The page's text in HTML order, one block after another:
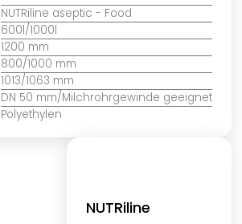
NUTRiline aseptic - Food
600l/1000l
1200 mm
800/1000 mm
1013/1063 mm
DN 50 mm/Milchrohrgewinde geeignet
Polyethylen
NUTRiline